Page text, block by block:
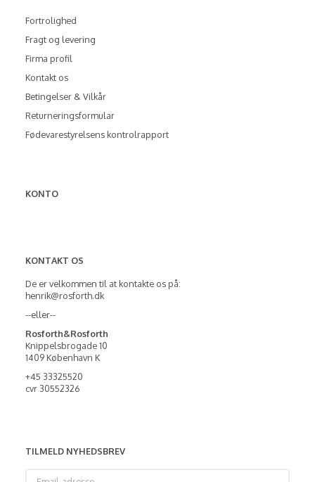
Fortrolighed
Fragt og levering
Firma profil
Kontakt os
Betingelser & Vilkår
Returneringsformular
Fødevarestyrelsens kontrolrapport
KONTO
KONTAKT OS
De er velkommen til at kontakte os på:
henrik@rosforth.dk
--eller--
Rosforth&Rosforth
Knippelsbrogade 10
1409 København K
+45 33325520
cvr 30552326
TILMELD NYHEDSBREV